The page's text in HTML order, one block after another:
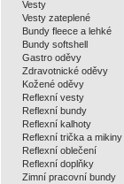
Vesty
Vesty zateplené
Bundy fleece a lehké
Bundy softshell
Gastro oděvy
Zdravotnické oděvy
Kožené oděvy
Reflexní vesty
Reflexní bundy
Reflexní kalhoty
Reflexní trička a mikiny
Reflexní oblečení
Reflexní doplňky
Zimní pracovní bundy